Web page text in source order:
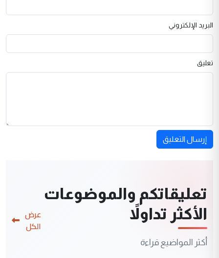
البريد الإلكتروني
تعليق
إرسال التعليق
تعليقاتكم والموضوعات
الأكثر تداولاً
أكثر المواضيع قراءة
عرض
الكل